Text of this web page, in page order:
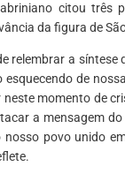
citou três
da figura de
relembrar a
esquecendo de
neste momento de
a mensagem
nosso povo unido